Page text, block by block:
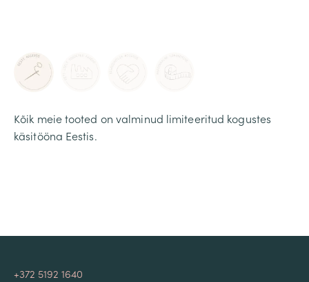
Kõik meie tooted on valminud limiteeritud kogustes
käsitööna Eestis.
+372 5192 1640